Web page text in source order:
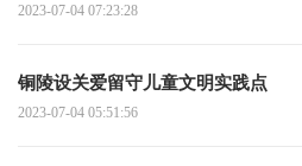
2023-07-04 07:23:28
铜陵设关爱留守儿童文明实践点
2023-07-04 05:51:56